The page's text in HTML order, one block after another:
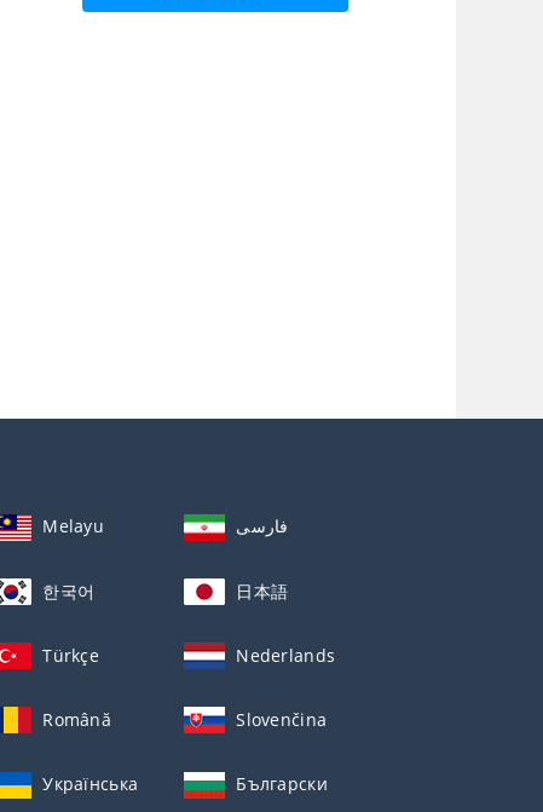
Melayu فارسی
한국어 日本語
Türkçe Nederlands
Română Slovenčina
Українська Български